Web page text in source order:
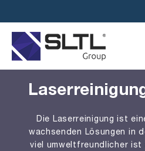
Die Laserreinigung ist
wachsenden Lösungen in
viel umweltfreundlicher ist